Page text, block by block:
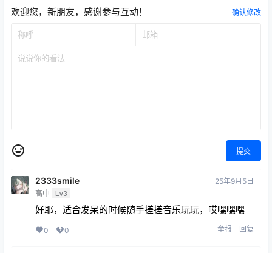
欢迎您，新朋友，感谢参与互动！ 确认修改
提交
2333smile
高中 Lv3
25年9月5日
好耶，适合发呆的时候随手搓搓音乐玩玩，哎嘿嘿嘿
0 0 举报 回复